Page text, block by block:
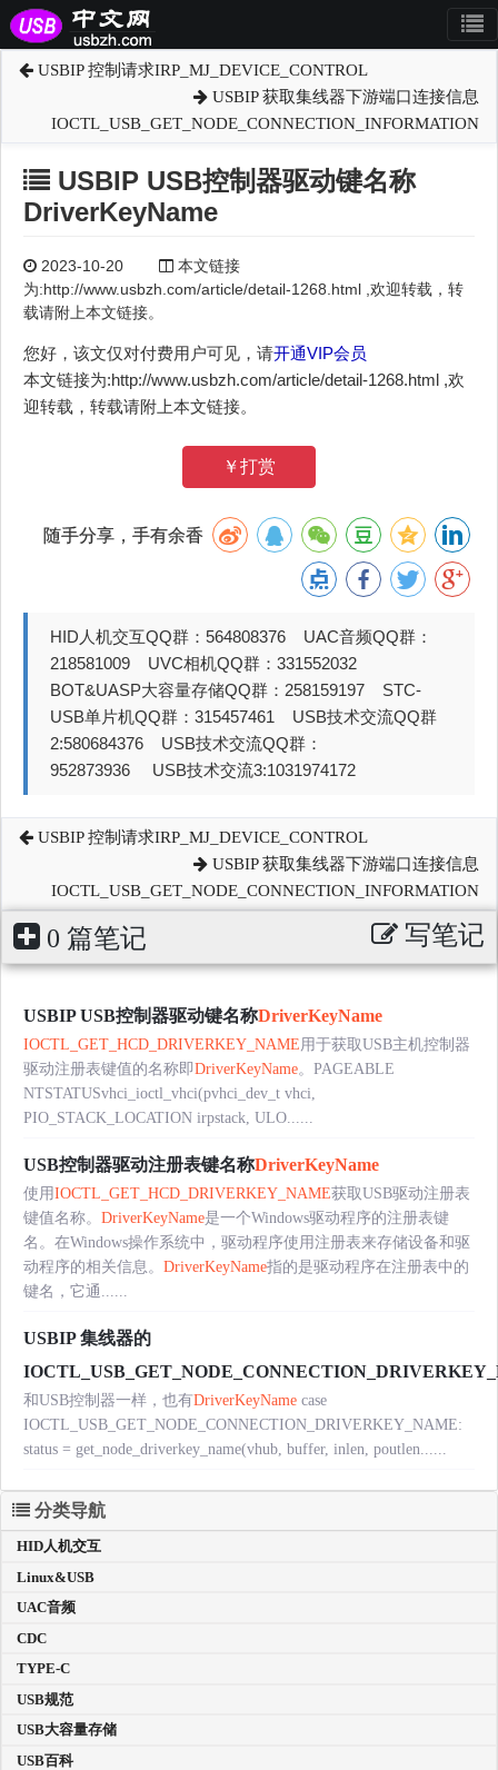
USBIP 控制请求IRP_MJ_DEVICE_CONTROL
USBIP 获取集线器下游端口连接信息
IOCTL_USB_GET_NODE_CONNECTION_INFORMATION
USBIP USB控制器驱动键名称
DriverKeyName
2023-10-20
本文链接
为:http://www.usbzh.com/article/detail-1268.html ,欢迎转载，转
载请附上本文链接。
您好，该文仅对付费用户可见，请开通VIP会员
本文链接为:http://www.usbzh.com/article/detail-1268.html ,欢
迎转载，转载请附上本文链接。
￥打赏
随手分享，手有余香
HID人机交互QQ群：564808376 UAC音频QQ群：
218581009 UVC相机QQ群：331552032
BOT&UASP大容量存储QQ群：258159197 STC-
USB单片机QQ群：315457461 USB技术交流QQ群
2:580684376 USB技术交流QQ群：
952873936 USB技术交流3:1031974172
USBIP 控制请求IRP_MJ_DEVICE_CONTROL
USBIP 获取集线器下游端口连接信息
IOCTL_USB_GET_NODE_CONNECTION_INFORMATION
0 篇笔记 写笔记
USBIP USB控制器驱动键名称DriverKeyName
IOCTL_GET_HCD_DRIVERKEY_NAME用于获取USB主机控制器
驱动注册表键值的名称即DriverKeyName。PAGEABLE
NTSTATUSvhci_ioctl_vhci(pvhci_dev_t vhci,
PIO_STACK_LOCATION irpstack, ULO......
USB控制器驱动注册表键名称DriverKeyName
使用IOCTL_GET_HCD_DRIVERKEY_NAME获取USB驱动注册表
键值名称。 DriverKeyName是一个Windows驱动程序的注册表键
名。在Windows操作系统中，驱动程序使用注册表来存储设备和驱
动程序的相关信息。 DriverKeyName指的是驱动程序在注册表中的
键名，它通......
USBIP 集线器的
和USB控制器一样，也有DriverKeyName case
IOCTL_USB_GET_NODE_CONNECTION_DRIVERKEY_NAME:
status = get_node_driverkey_name(vhub, buffer, inlen, poutlen......
分类导航
HID人机交互
Linux&USB
UAC音频
CDC
TYPE-C
USB规范
USB大容量存储
USB百科